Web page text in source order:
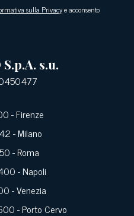
sulla Privacye acconsento
s.u.
- Firenze
- Milano
- Roma
- Napoli
- Venezia
- Porto Cervo